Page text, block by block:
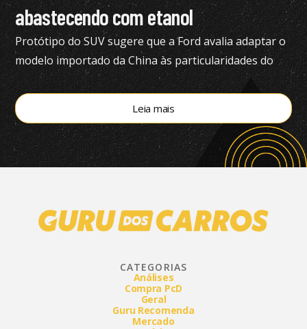
abastecendo com etanol
Protótipo do SUV sugere que a Ford avalia adaptar o
modelo importado da China às particularidades do
mercado brasileiro
Leia mais
CATEGORIAS
Análises
Compra PcD
Geral
Guru Recomenda
Mercado